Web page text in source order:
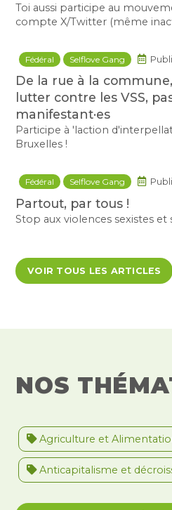
Toi aussi participe au
compte X/Twitter (même
Fédéral Selflove Gang
De la rue à la
lutter contre les VSS,
manifestant·es
Participe à 'laction
Bruxelles !
Fédéral Selflove Gang
Partout, par tous !
Stop aux violences sexistes et
VOIR TOUS LES ARTICLES
NOS
Agriculture et
Anticapitalisme et
Antiracisme et